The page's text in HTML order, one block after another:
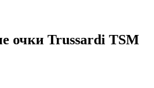
очки Trussardi TSM